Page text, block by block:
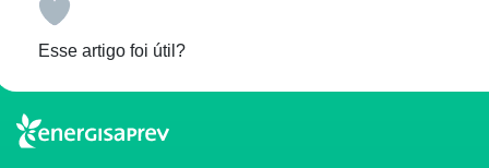
Esse artigo foi útil?